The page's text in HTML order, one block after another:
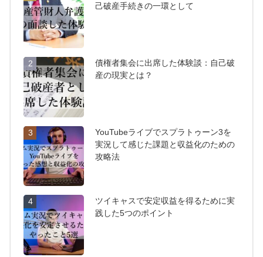
己破産手続きの一環として
2
債権者集会に出席した体験談：自己破
産の現実とは？
3
YouTubeライブでスプラトゥーン3を
実況して感じた課題と収益化のための
攻略法
4
ツイキャスで安定収益を得るために実
践した5つのポイント